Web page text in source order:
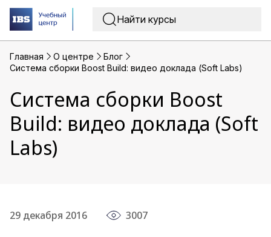
Главная O центре
Блог
Система сборки Boost Build: видео доклада (Soft Labs)
Система сборки Boost
Build: видео доклада (Soft
Labs)
29 декабря 2016 3007